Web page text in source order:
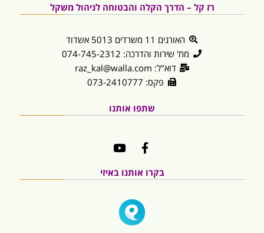
רז קל – הדרך הקלה והבטוחה לניהול משקל
האורגים 11 משרדים 5013 אשדוד
מח' שירות והדרכה: 074-745-2312
דוא"ל: raz_kal@walla.com
פקס: 073-2410777
שתפו אותנו
בקרו אותנו באיזי